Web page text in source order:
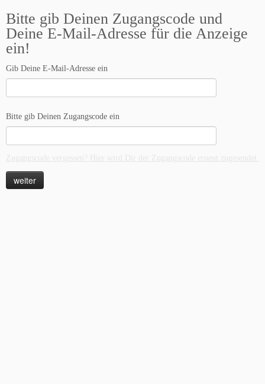
Bitte gib Deinen Zugangscode und
Deine E-Mail-Adresse für die Anzeige
ein!
Gib Deine E-Mail-Adresse ein
Bitte gib Deinen Zugangscode ein